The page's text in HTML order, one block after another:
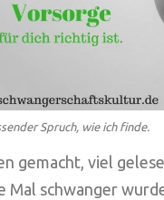
Spruch, wie ich finde.
gemacht, viel
Mal schwanger